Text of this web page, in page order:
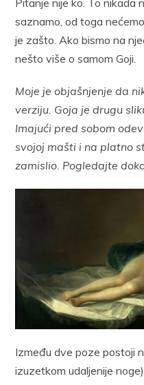
saznamo, od toga
je zašto. Ako bismo na
nešto više o samom Goji.
Moje je objašnjenje da
verziju. Goja je drugu
Imajući pred sobom
svojoj mašti i na platno
zamislio. Pogledajte
Između dve poze postoji
izuzetkom udaljenije